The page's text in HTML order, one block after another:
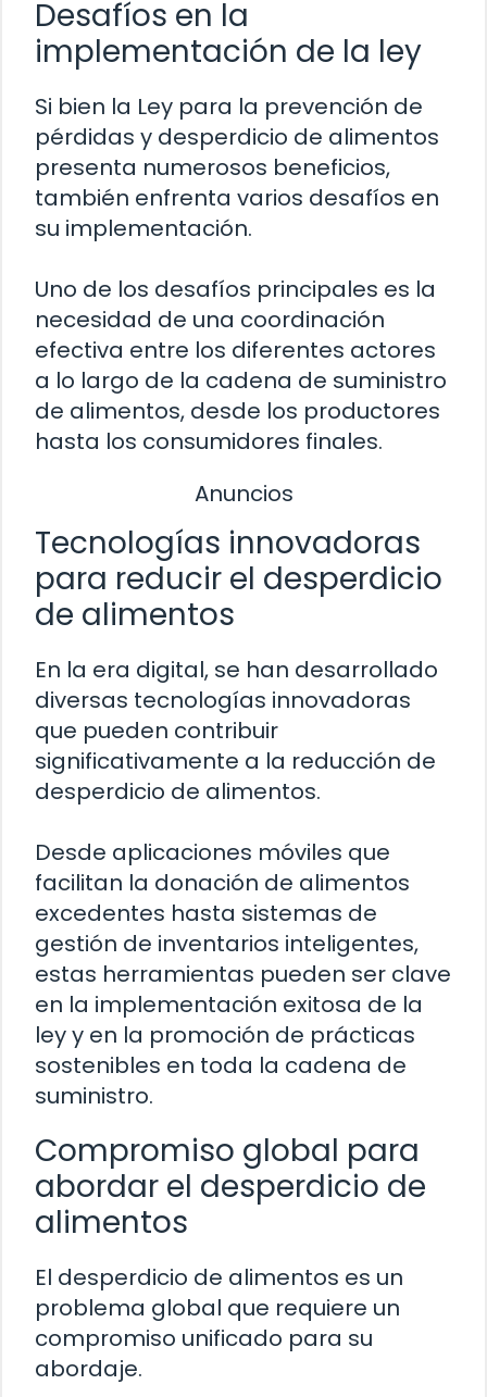
Desafíos en la
implementación de la ley
Si bien la Ley para la prevención de
pérdidas y desperdicio de alimentos
presenta numerosos beneficios,
también enfrenta varios desafíos en
su implementación.
Uno de los desafíos principales es la
necesidad de una coordinación
efectiva entre los diferentes actores
a lo largo de la cadena de suministro
de alimentos, desde los productores
hasta los consumidores finales.
Anuncios
Tecnologías innovadoras
para reducir el desperdicio
de alimentos
En la era digital, se han desarrollado
diversas tecnologías innovadoras
que pueden contribuir
significativamente a la reducción de
desperdicio de alimentos.
Desde aplicaciones móviles que
facilitan la donación de alimentos
excedentes hasta sistemas de
gestión de inventarios inteligentes,
estas herramientas pueden ser clave
en la implementación exitosa de la
ley y en la promoción de prácticas
sostenibles en toda la cadena de
suministro.
Compromiso global para
abordar el desperdicio de
alimentos
El desperdicio de alimentos es un
problema global que requiere un
compromiso unificado para su
abordaje.